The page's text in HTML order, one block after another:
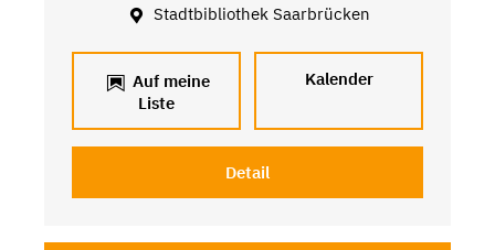
Stadtbibliothek Saarbrücken
Auf meine
Liste
Kalender
Detail